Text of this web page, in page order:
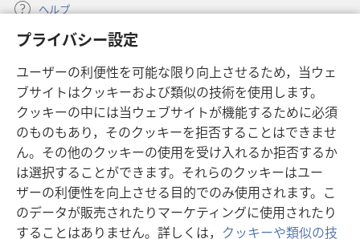
プライバシー設定
ユーザーの利便性を可能な限り向上させるため，当ウェ
ブサイトはクッキーおよび類似の技術を使用します。
クッキーの中には当ウェブサイトが機能するために必須
のものもあり，そのクッキーを拒否することはできませ
ん。その他のクッキーの使用を受け入れるか拒否するか
は選択することができます。それらのクッキーはユー
ザーの利便性を向上させる目的でのみ使用されます。こ
のデータが販売されたりマーケティングに使用されたり
することはありません。詳しくは， クッキーや類似の技
ヘルプ
寄付
し
い
タ
ブ
で
開
く）
ものみの塔 オンライン・ライブラリー
（新
し
い
タ
ブ
で
開
く）
JW Hub ®
（新
し
い
タ
ブ
で
JW Library ®
Watchtower Library®